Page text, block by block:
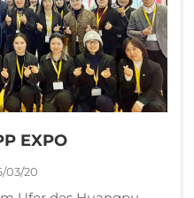
EXPO
03/20